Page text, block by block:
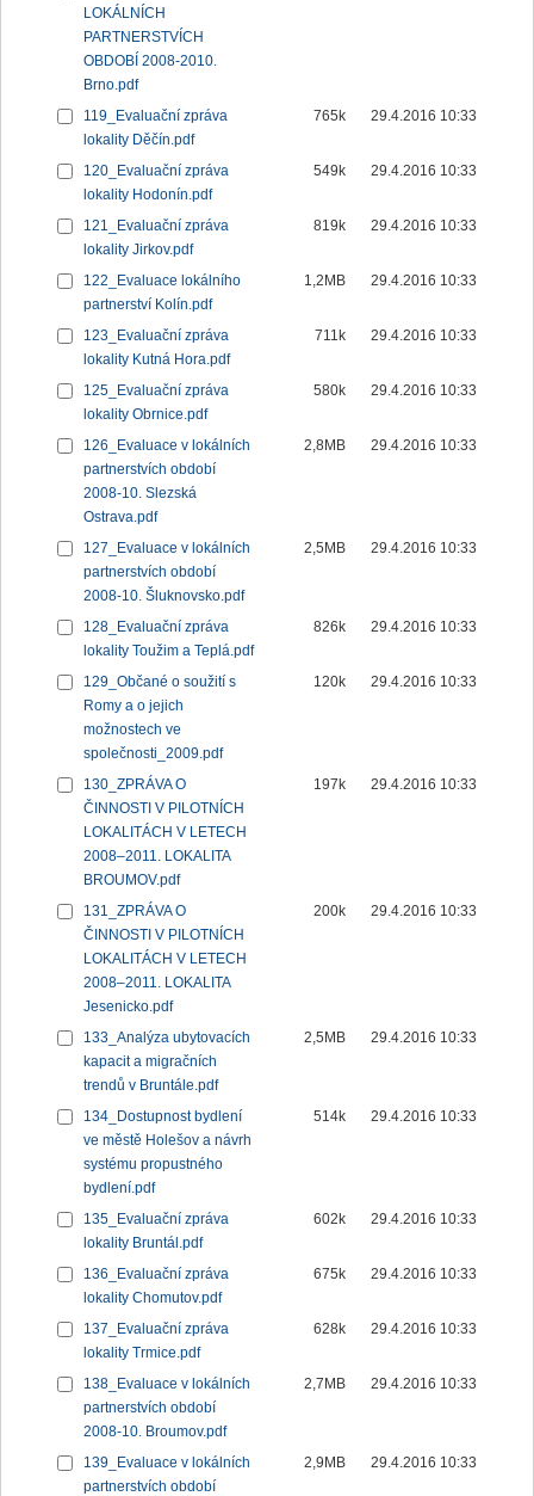
LOKÁLNÍCH
PARTNERSTVÍCH
OBDOBÍ 2008-2010.
Brno.pdf
119_Evaluační zpráva
lokality Děčín.pdf
765k 29.4.2016 10:33
120_Evaluační zpráva
lokality Hodonín.pdf
549k 29.4.2016 10:33
121_Evaluační zpráva
lokality Jirkov.pdf
819k 29.4.2016 10:33
122_Evaluace lokálního
partnerství Kolín.pdf
1,2MB 29.4.2016 10:33
123_Evaluační zpráva
lokality Kutná Hora.pdf
711k 29.4.2016 10:33
125_Evaluační zpráva
lokality Obrnice.pdf
580k 29.4.2016 10:33
126_Evaluace v lokálních
partnerstvích období
2008-10. Slezská
Ostrava.pdf
2,8MB 29.4.2016 10:33
127_Evaluace v lokálních
partnerstvích období
2008-10. Šluknovsko.pdf
2,5MB 29.4.2016 10:33
128_Evaluační zpráva
lokality Toužim a Teplá.pdf
826k 29.4.2016 10:33
129_Občané o soužití s
Romy a o jejich
možnostech ve
společnosti_2009.pdf
120k 29.4.2016 10:33
130_ZPRÁVA O
ČINNOSTI V PILOTNÍCH
LOKALITÁCH V LETECH
2008–2011. LOKALITA
BROUMOV.pdf
197k 29.4.2016 10:33
131_ZPRÁVA O
ČINNOSTI V PILOTNÍCH
LOKALITÁCH V LETECH
2008–2011. LOKALITA
Jesenicko.pdf
200k 29.4.2016 10:33
133_Analýza ubytovacích
kapacit a migračních
trendů v Bruntále.pdf
2,5MB 29.4.2016 10:33
134_Dostupnost bydlení
ve městě Holešov a návrh
systému propustného
bydlení.pdf
514k 29.4.2016 10:33
135_Evaluační zpráva
lokality Bruntál.pdf
602k 29.4.2016 10:33
136_Evaluační zpráva
lokality Chomutov.pdf
675k 29.4.2016 10:33
137_Evaluační zpráva
lokality Trmice.pdf
628k 29.4.2016 10:33
138_Evaluace v lokálních
partnerstvích období
2008-10. Broumov.pdf
2,7MB 29.4.2016 10:33
139_Evaluace v lokálních
partnerstvích období
2,9MB 29.4.2016 10:33